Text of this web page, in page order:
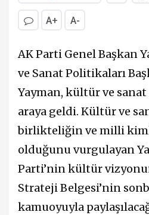
A+ A-
AK Parti Genel Başkan
ve Sanat Politikaları
Yayman, kültür ve
araya geldi. Kültür ve
birlikteliğin ve milli
olduğunu vurgulayan
Parti’nin kültür
Strateji Belgesi’nin
kamuoyuyla